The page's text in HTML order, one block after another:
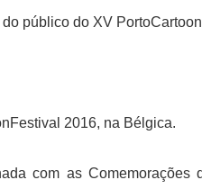
público do XV
2016, na Bélgica.
com as